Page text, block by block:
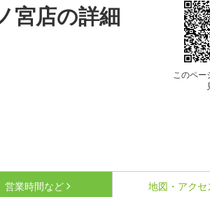
宮店の詳細
このペー
営業時間など 地図・アクセ